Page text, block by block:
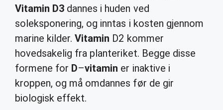
Vitamin D3 dannes i huden ved
soleksponering, og inntas i kosten gjennom
marine kilder.Vitamin D2 kommer
hovedsakelig fra planteriket. Begge disse
formene for D–vitamin er inaktive i
kroppen, og må omdannes før de gir
biologisk effekt.